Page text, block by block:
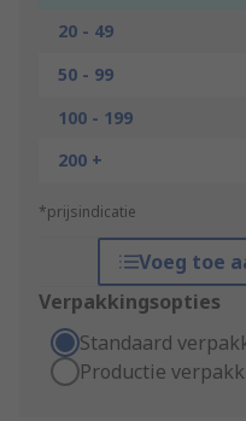
20 - 49
50 - 99
100 - 199
200 +
*prijsindicatie
Voeg toe
Verpakkingsopties
Standaard
Productie